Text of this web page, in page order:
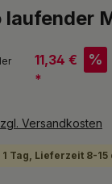
laufender
11,34 €
*
%
Versandkosten
Tag, Lieferzeit 8-15